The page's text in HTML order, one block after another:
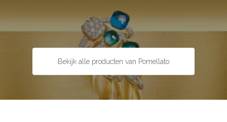
Bekijk alle producten van Pomellato